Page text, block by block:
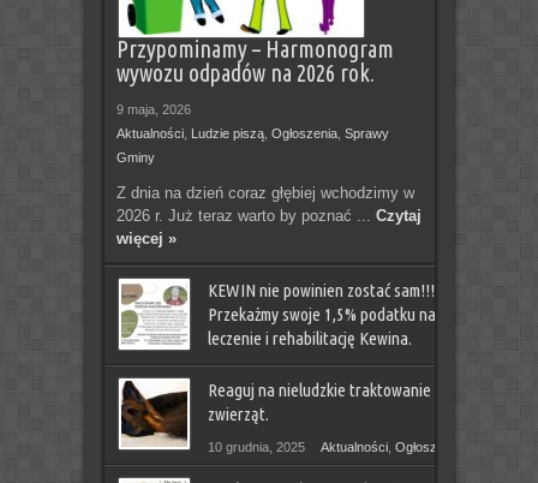
Przypominamy – Harmonogram
wywozu odpadów na 2026 rok.
9 maja, 2026
Aktualności, Ludzie piszą, Ogłoszenia, Sprawy
Gminy
Z dnia na dzień coraz głębiej wchodzimy w
2026 r. Już teraz warto by poznać ... Czytaj
więcej »
KEWIN nie powinien zostać sam!!!
Przekażmy swoje 1,5% podatku na
leczenie i rehabilitację Kewina.
21 stycznia, 2026
Aktualności, Ludzie piszą,Ogłoszenia,Sprawy Gminy,
Zdrowie
Reaguj na nieludzkie traktowanie
zwierząt.
10 grudnia, 2025 Aktualności, Ogłoszenia